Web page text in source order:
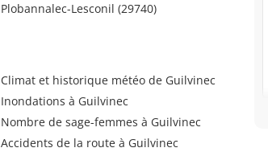
Plobannalec-Lesconil (29740)
Climat et historique météo de Guilvinec
Inondations à Guilvinec
Nombre de sage-femmes à Guilvinec
Accidents de la route à Guilvinec